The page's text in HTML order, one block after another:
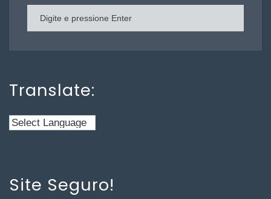
Translate:
Site Seguro!